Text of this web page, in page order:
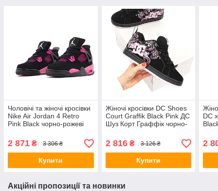
Чоловічі та жіночі кросівки
Nike Air Jordan 4 Retro
Pink Black чорно-рожеві
нубук гума демісезон
унісекс
2 871 ₴ 3 306 ₴
Купити
Жіночі кросівки DC Shoes
Court Graffik Black Pink ДС
Шуз Корт Граффік чорно-
для дівчат
2 816₴ 3 126 ₴
Купити
DC
2
Акційні пропозиції та новинки